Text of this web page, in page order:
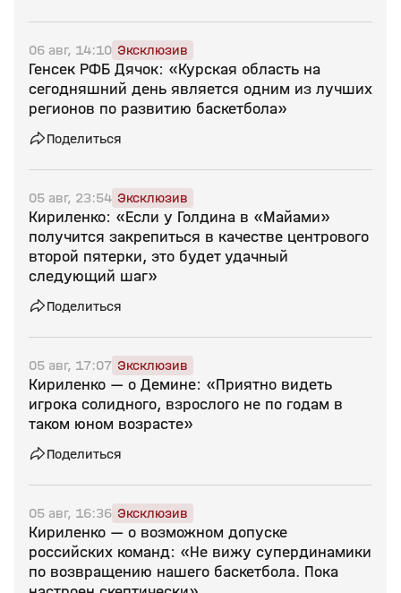
06 авг, 14:10 Эксклюзив
Генсек РФБ Дячок: «Курская область на
сегодняшний день является одним из лучших
регионов по развитию баскетбола»
Поделиться
05 авг, 23:54 Эксклюзив
Кириленко: «Если у Голдина в «Майами»
получится закрепиться в качестве центрового
второй пятерки, это будет удачный
следующий шаг»
Поделиться
05 авг, 17:07 Эксклюзив
Кириленко — о Демине: «Приятно видеть
игрока солидного, взрослого не по годам в
таком юном возрасте»
Поделиться
05 авг, 16:36 Эксклюзив
Кириленко — о возможном допуске
российских команд: «Не вижу супердинамики
по возвращению нашего баскетбола. Пока